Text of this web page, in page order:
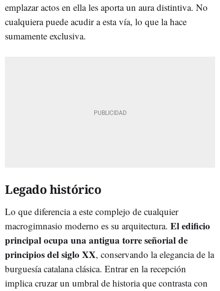
emplazar actos en ella les aporta un aura distintiva. No
cualquiera puede acudir a esta vía, lo que la hace
sumamente exclusiva.
Legado histórico
Lo que diferencia a este complejo de cualquier
macrogimnasio moderno es su arquitectura. El edificio
principal ocupa una antigua torre señorial de
principios del siglo XX, conservando la elegancia de la
burguesía catalana clásica. Entrar en la recepción
implica cruzar un umbral de historia que contrasta con